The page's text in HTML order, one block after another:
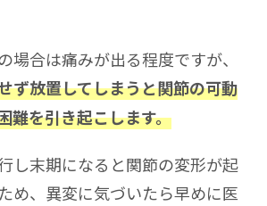
場合は痛みが出る程度ですが、
ず放置してしまうと関節の可動
難を引き起こします。
し末期になると関節の変形が起
め、異変に気づいたら早めに医